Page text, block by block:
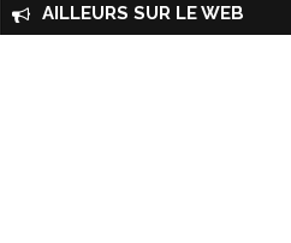
AILLEURS SUR LE WEB